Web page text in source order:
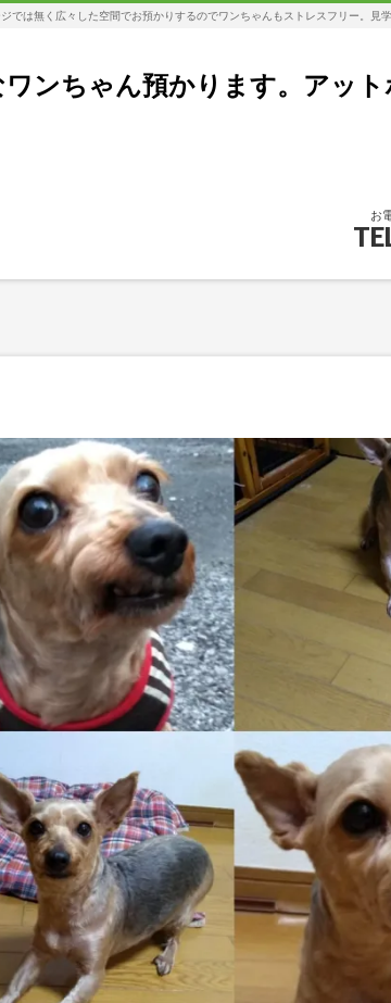
は無く広々した空間でお預かりするのでワンちゃんもストレスフリー。見
ワンちゃん預かります。アッ
お